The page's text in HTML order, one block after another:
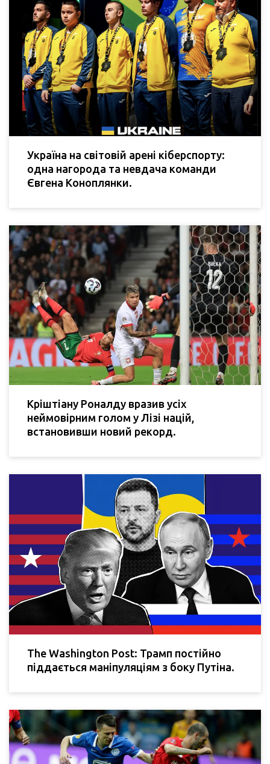
Україна на світовій арені кіберспорту:
одна нагорода та невдача команди
Євгена Коноплянки.
Кріштіану Роналду вразив усіх
неймовірним голом у Лізі націй,
встановивши новий рекорд.
The Washington Post: Трамп постійно
піддається маніпуляціям з боку Путіна.